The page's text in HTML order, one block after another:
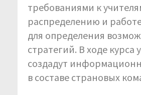
требованиями к
распределению и
для определения
стратегий. В ходе курса
создадут
в составе страновых